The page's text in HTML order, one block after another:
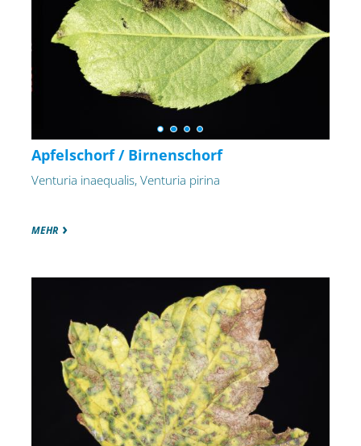
Apfelschorf / Birnenschorf
Venturia inaequalis, Venturia pirina
MEHR